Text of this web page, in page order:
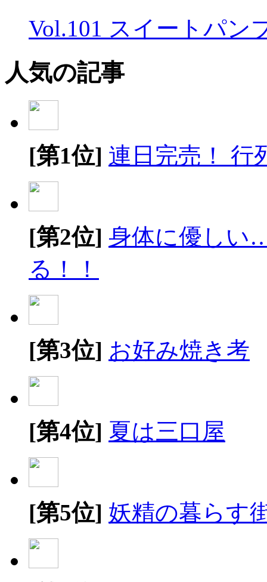
Vol.101 スイートパン
人気の記事
[第1位] 連日完売！ 行
[第2位] 身体に優しい
る！！
[第3位] お好み焼き考
[第4位] 夏は三口屋
[第5位] 妖精の暮らす